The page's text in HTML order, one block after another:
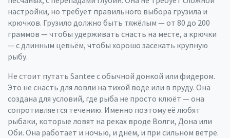
настройки, но требует правильного выбора грузила и
крючков. Грузило должно быть тяжёлым — от 80 до 200
граммов — чтобы удерживать снасть на месте, а крючки
— с длинным цевьём, чтобы хорошо засекать крупную
рыбу.
Не стоит путать Santee с обычной донкой или фидером.
Это не снасть для ловли на тихой воде или в пруду. Она
создана для условий, где рыба не просто клюёт — она
сопротивляется течению. Именно поэтому её любят
рыбаки, которые ловят на реках вроде Волги, Дона или
Оби. Она работает и ночью, и днём, и при сильном ветре.